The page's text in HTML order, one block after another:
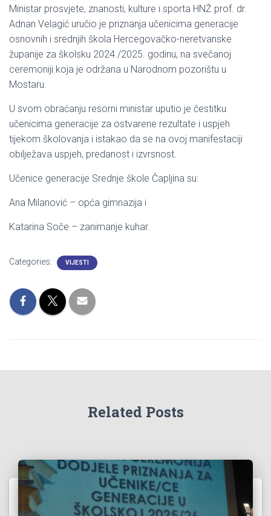
Ministar prosvjete, znanosti, kulture i sporta HNŽ prof. dr.
Adnan Velagić uručio je priznanja učenicima generacije
osnovnih i srednjih škola Hercegovačko-neretvanske
županije za školsku 2024./2025. godinu, na svečanoj
ceremoniji koja je održana u Narodnom pozorištu u
Mostaru.
U svom obraćanju resorni ministar uputio je čestitku
učenicima generacije za ostvarene rezultate i uspjeh
tijekom školovanja i istakao da se na ovoj manifestaciji
obilježava uspjeh, predanost i izvrsnost.
Učenice generacije Srednje škole Čapljina su:
Ana Milanović – opća gimnazija i
Katarina Soče – zanimanje kuhar.
Categories: VIJESTI
Related Posts